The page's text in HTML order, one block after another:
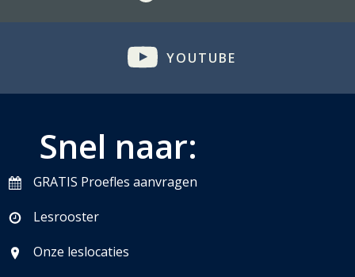
YOUTUBE
Snel naar:
GRATIS Proefles aanvragen
Lesrooster
Onze leslocaties